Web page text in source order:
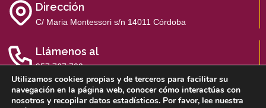
Dirección
C/ Maria Montessori s/n 14011 Córdoba
Llámenos al
957 767 700
Utilizamos cookies propias y de terceros para facilitar su
navegación en la página web, conocer cómo interactúas con
nosotros y recopilar datos estadísticos. Por favor, lee nuestra